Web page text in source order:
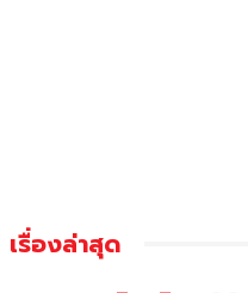
เรื่องล่าสุด